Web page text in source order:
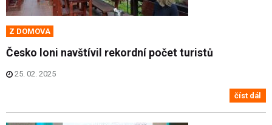
Z DOMOVA
Česko loni navštívil rekordní počet turistů
25. 02. 2025
číst dál